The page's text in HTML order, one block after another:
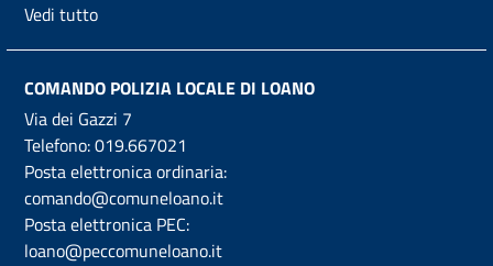
Vedi tutto
COMANDO POLIZIA LOCALE DI LOANO
Via dei Gazzi 7
Telefono:019.667021
Posta elettronica ordinaria:
comando@comuneloano.it
Posta elettronica PEC:
loano@peccomuneloano.it